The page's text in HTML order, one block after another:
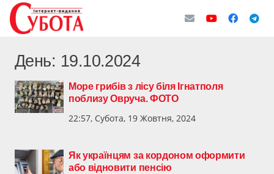
День: 19.10.2024
Море грибів з лісу біля Ігнатполя
поблизу Овруча. ФОТО
22:57, Субота, 19 Жовтня, 2024
Як українцям за кордоном оформити
або відновити пенсію